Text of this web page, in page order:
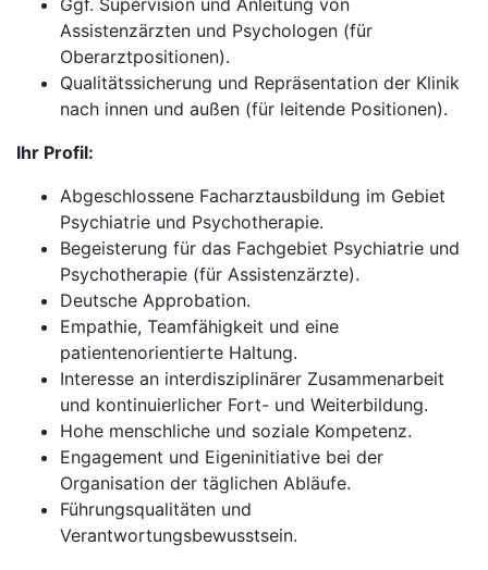
Ggf. Supervision und Anleitung von
Assistenzärzten und Psychologen (für
Oberarztpositionen).
Qualitätssicherung und Repräsentation der Klinik
nach innen und außen (für leitende Positionen).
Ihr Profil:
Abgeschlossene Facharztausbildung im Gebiet
Psychiatrie und Psychotherapie.
Begeisterung für das Fachgebiet Psychiatrie und
Psychotherapie (für Assistenzärzte).
Deutsche Approbation.
Empathie, Teamfähigkeit und eine
patientenorientierte Haltung.
Interesse an interdisziplinärer Zusammenarbeit
und kontinuierlicher Fort- und Weiterbildung.
Hohe menschliche und soziale Kompetenz.
Engagement und Eigeninitiative bei der
Organisation der täglichen Abläufe.
Führungsqualitäten und
Verantwortungsbewusstsein.